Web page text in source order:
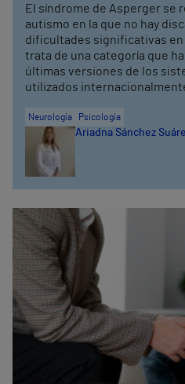
El síndrome de Asperger se
autismo en la que no hay
dificultades significativas en
trata de una categoría que
últimas versiones de los
utilizados
Neurología Psicología
Ariadna Sánchez